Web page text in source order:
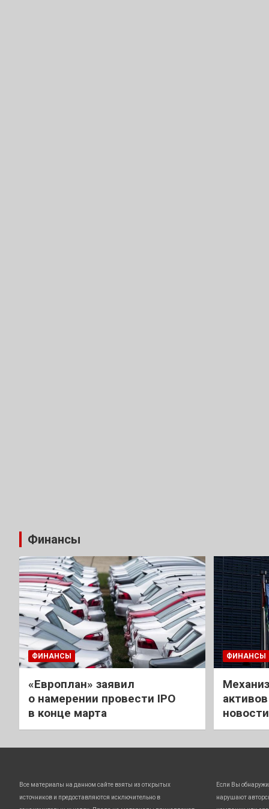
Финансы
ФИНАНСЫ
«Европлан» заявил
о намерении провести IPO
в конце марта
ФИНАНСЫ
Все материалы на данном сайте взяты из открытых
источников и предоставляются исключительно в
Если Вы
нарушают